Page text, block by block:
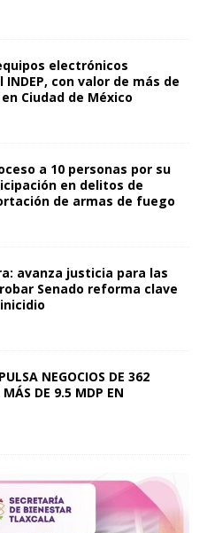
electrónicos
con valor de más de
Ciudad de México
a 10 personas por su
en delitos de
de armas de fuego
avanza justicia para las
Senado reforma clave
NEGOCIOS DE 362
DE 9.5 MDP EN